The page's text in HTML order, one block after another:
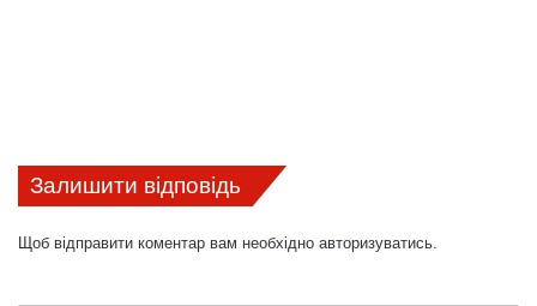
Залишити відповідь
Щоб відправити коментар вам необхідно авторизуватись.